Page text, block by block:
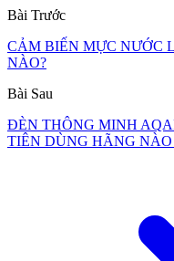
Bài Trước
CẢM BIẾN MỰC NƯỚC
NÀO?
Bài Sau
ĐÈN THÔNG MINH
TIÊN DÙNG HÃNG NÀO